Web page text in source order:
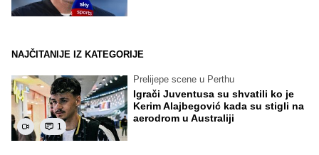
NAJČITANIJE IZ KATEGORIJE
1
Prelijepe scene u Perthu
Igrači Juventusa su shvatili ko je
Kerim Alajbegović kada su stigli na
aerodrom u Australiji